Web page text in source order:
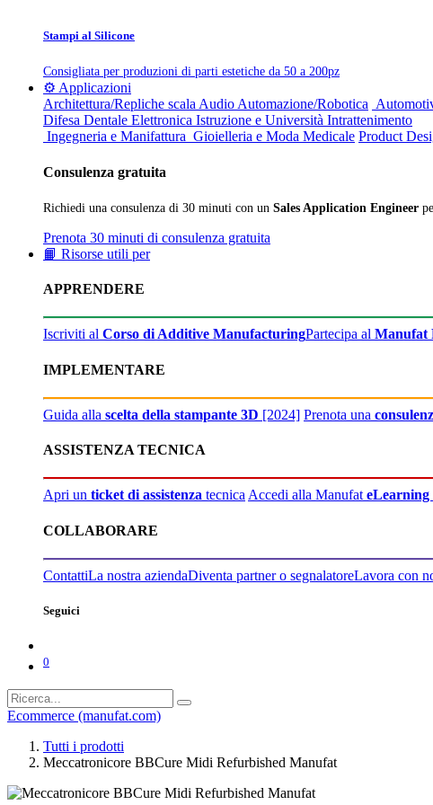
Stampi al Silicone
Consigliata per produzioni di parti estetiche da 50 a 200pz
⚙️ Applicazioni
Architettura/Repliche scala Audio Automazione/Robotica
Difesa Dentale Elettronica Istruzione e Università Intrattenimento
Ingegneria e Manifattura Gioielleria e Moda Medicale Product
Consulenza gratuita
Richiedi una consulenza di 30 minuti con un Sales Application Engineer
Prenota 30 minuti di consulenza gratuita
📙 Risorse utili per
APPRENDERE
Iscriviti al Corso di Additive ManufacturingPartecipa al Manufat
IMPLEMENTARE
Guida alla scelta della stampante 3D [2024] Prenota una
ASSISTENZA TECNICA
Apri un ticket di assistenza tecnicaAccedi alla Manufat
COLLABORARE
ContattiLa nostra aziendaDiventa partner o segnalatoreLavora con
Seguici
0
Ecommerce (manufat.com)
Tutti i prodotti
Meccatronicore BBCure Midi Refurbished Manufat